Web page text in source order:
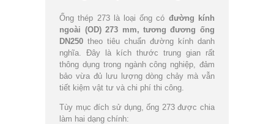
Ống thép 273 là loại ống có đường kính
ngoài (OD) 273 mm, tương đương ống
DN250 theo tiêu chuẩn đường kính danh
nghĩa. Đây là kích thước trung gian rất
thông dụng trong ngành công nghiệp, đảm
bảo vừa đủ lưu lượng dòng chảy mà vẫn
tiết kiệm vật tư và chi phí thi công.
Tùy mục đích sử dụng, ống 273 được chia
làm hai dạng chính: